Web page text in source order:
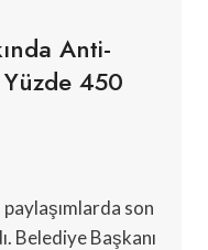
Anti-
450
son
Belediye Başkanı